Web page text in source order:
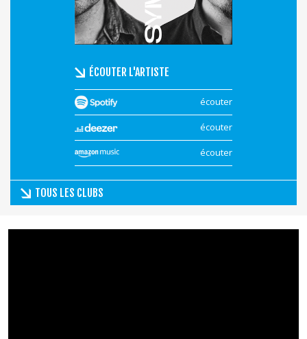
ÉCOUTER L'ARTISTE
écouter
écouter
écouter
TOUS LES CLUBS